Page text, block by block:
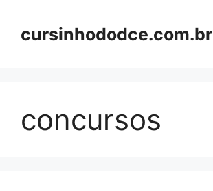
contentcursinhododce.com.br
concursos